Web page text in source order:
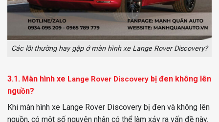
Các lỗi thường hay gặp ở màn hình xe Lange Rover Discovery?
3.1. Màn hình xe Lange Rover Discovery bị đen không lên
nguồn?
Khi màn hình xe Lange Rover Discovery bị đen và không lên
nguồn, có một số nguyên nhân có thể làm xảy ra vấn đề này.